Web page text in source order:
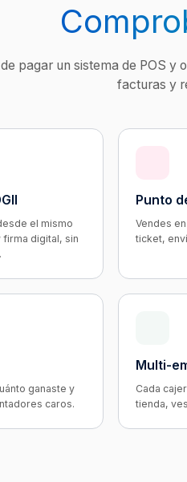
pagar un sistema de POS y
facturas y
el mismo
firma digital, sin
Punto
Vendes
ticket,
ganaste y
caros.
Multi-
Cada
tienda,